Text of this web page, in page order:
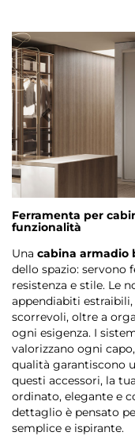
Ferramenta per
funzionalità
Una cabina armadio
dello spazio: servono
resistenza e stile. Le
appendiabiti
scorrevoli, oltre a
ogni esigenza. I
valorizzano ogni
qualità garantiscono
questi accessori, la
ordinato, elegante e
dettaglio è pensato
semplice e ispirante.